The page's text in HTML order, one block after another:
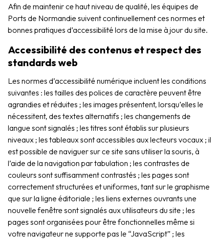
Afin de maintenir ce haut niveau de qualité, les équipes de
Ports de Normandie suivent continuellement ces normes et
bonnes pratiques d’accessibilité lors de la mise à jour du site.
Accessibilité des contenus et respect des
standards web
Les normes d’accessibilité numérique incluent les conditions
suivantes : les tailles des polices de caractère peuvent être
agrandies et réduites ; les images présentent, lorsqu’elles le
nécessitent, des textes alternatifs ; les changements de
langue sont signalés ; les titres sont établis sur plusieurs
niveaux ; les tableaux sont accessibles aux lecteurs vocaux ; il
est possible de naviguer sur ce site sans utiliser la souris, à
l’aide de la navigation par tabulation ; les contrastes de
couleurs sont suffisamment contrastés ; les pages sont
correctement structurées et uniformes, tant sur le graphisme
que sur la ligne éditoriale ; les liens externes ouvrants une
nouvelle fenêtre sont signalés aux utilisateurs du site ; les
pages sont organisées pour être fonctionnelles même si
votre navigateur ne supporte pas le “JavaScript” ; les